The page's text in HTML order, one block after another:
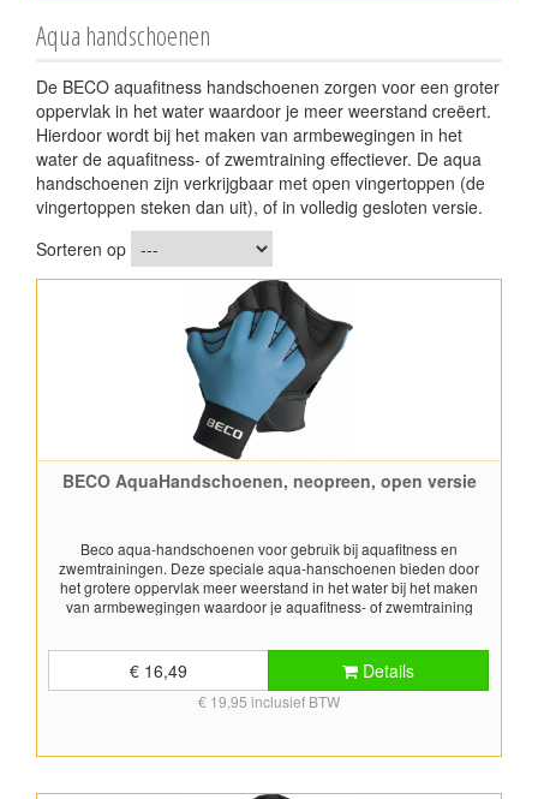
Aqua handschoenen
De BECO aquafitness handschoenen zorgen voor een groter
oppervlak in het water waardoor je meer weerstand creëert.
Hierdoor wordt bij het maken van armbewegingen in het
water de aquafitness- of zwemtraining effectiever. De aqua
handschoenen zijn verkrijgbaar met open vingertoppen (de
vingertoppen steken dan uit), of in volledig gesloten versie.
Sorteren op
BECO AquaHandschoenen, neopreen, open versie
Beco aqua-handschoenen voor gebruik bij aquafitness en
zwemtrainingen. Deze speciale aqua-hanschoenen bieden door
het grotere oppervlak meer weerstand in het water bij het maken
van armbewegingen waardoor je aquafitness- of zwemtraining
gemaakt uit neopreen. Handschoentjes hebben open vingertoppen
en hebben een klittenbandsluiting aan de pols. Worden per paar
geleverd. De kleur verschilt per maat:Maat S - turquoiseMaat M -
€ 16,49 Details
€ 19,95 inclusief BTW